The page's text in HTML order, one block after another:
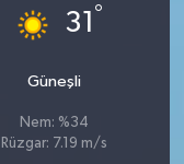
31 °
Güneşli
Nem: %34
Rüzgar: 7.19 m/s